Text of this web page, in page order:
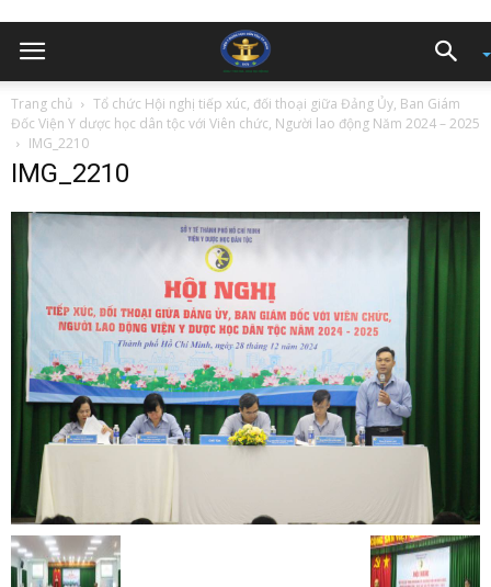
Trang chủ
Tổ chức Hội nghị tiếp xúc, đối thoại giữa Đảng Ủy, Ban Giám
Đốc Viện Y dược học dân tộc với Viên chức, Người lao động Năm 2024 – 2025
IMG_2210
IMG_2210